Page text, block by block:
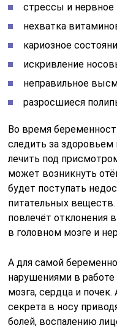
стрессы и нервное
нехватка
кариозное
искривление
неправильное
разросшиеся
Во время
следить за
лечить под
может возникнуть
будет поступать
питательных
повлечёт отклонения
в головном мозге и
А для самой
нарушениями в работе
мозга, сердца и
секрета в носу
болей, воспалению